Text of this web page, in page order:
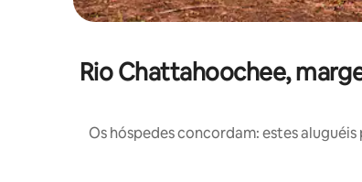
Rio Chattahoochee,
Os hóspedes concordam: estes